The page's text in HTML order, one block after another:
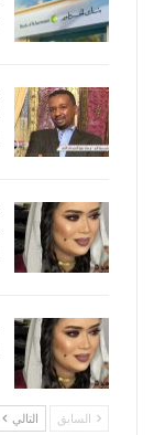
السابق التالي